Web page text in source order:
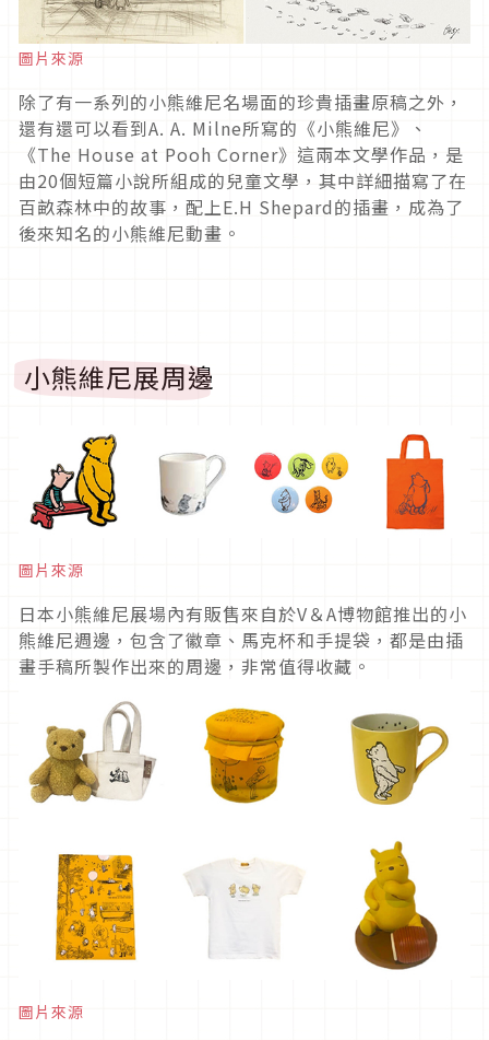
圖片來源
除了有一系列的小熊維尼名場面的珍貴插畫原稿之外，
還有還可以看到A. A. Milne所寫的《小熊維尼》、
《The House at Pooh Corner》這兩本文學作品，是
由20個短篇小說所組成的兒童文學，其中詳細描寫了在
百畝森林中的故事，配上E.H Shepard的插畫，成為了
後來知名的小熊維尼動畫。
小熊維尼展周邊
圖片來源
日本小熊維尼展場內有販售來自於V＆A博物館推出的小
熊維尼週邊，包含了徽章、馬克杯和手提袋，都是由插
畫手稿所製作出來的周邊，非常值得收藏。
圖片來源